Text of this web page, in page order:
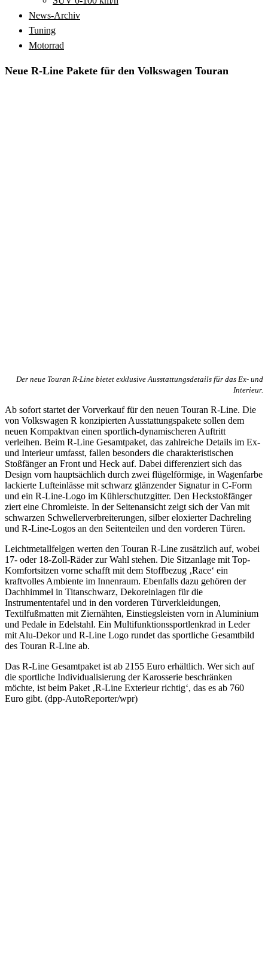
News-Archiv
Tuning
Motorrad
Neue R-Line Pakete für den Volkswagen Touran
Der neue Touran R-Line bietet exklusive Ausstattungsdetails für das Ex- und
Interieur.
Ab sofort startet der Vorverkauf für den neuen Touran R-Line. Die
von Volkswagen R konzipierten Ausstattungspakete sollen dem
neuen Kompaktvan einen sportlich-dynamischeren Auftritt
verleihen. Beim R-Line Gesamtpaket, das zahlreiche Details im Ex-
und Interieur umfasst, fallen besonders die charakteristischen
Stoßfänger an Front und Heck auf. Dabei differenziert sich das
Design vorn hauptsächlich durch zwei flügelförmige, in Wagenfarbe
lackierte Lufteinlässe mit schwarz glänzender Signatur in C-Form
und ein R-Line-Logo im Kühlerschutzgitter. Den Heckstoßfänger
ziert eine Chromleiste. In der Seitenansicht zeigt sich der Van mit
schwarzen Schwellerverbreiterungen, silber eloxierter Dachreling
und R-Line-Logos an den Seitenteilen und den vorderen Türen.
Leichtmetallfelgen werten den Touran R-Line zusätzlich auf, wobei
17- oder 18-Zoll-Räder zur Wahl stehen. Die Sitzanlage mit Top-
Komfortsitzen vorne schafft mit dem Stoffbezug ‚Race‘ ein
kraftvolles Ambiente im Innenraum. Ebenfalls dazu gehören der
Dachhimmel in Titanschwarz, Dekoreinlagen für die
Instrumententafel und in den vorderen Türverkleidungen,
Textilfußmatten mit Ziernähten, Einstiegsleisten vorn in Aluminium
und Pedale in Edelstahl. Ein Multifunktionssportlenkrad in Leder
mit Alu-Dekor und R-Line Logo rundet das sportliche Gesamtbild
des Touran R-Line ab.
Das R-Line Gesamtpaket ist ab 2155 Euro erhältlich. Wer sich auf
die sportliche Individualisierung der Karosserie beschränken
möchte, ist beim Paket ‚R-Line Exterieur richtig‘, das es ab 760
Euro gibt. (dpp-AutoReporter/wpr)